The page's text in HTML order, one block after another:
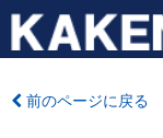
前のページに戻る